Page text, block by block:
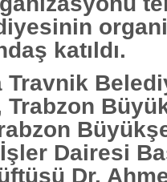
katıldı.
Travnik
Trabzon
Dairesi
Dr.